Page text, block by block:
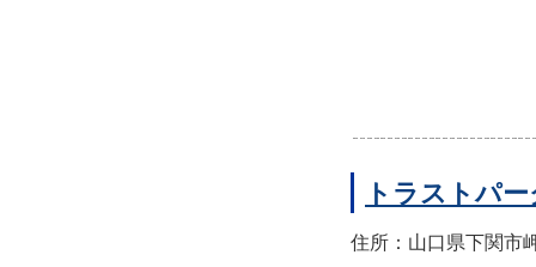
トラストパ
住所：山口県下関市